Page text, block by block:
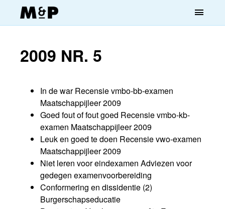
menu
2009 NR. 5
In de war Recensie vmbo-bb-examen
Maatschappijleer 2009
Goed fout of fout goed Recensie vmbo-kb-
examen Maatschappijleer 2009
Leuk en goed te doen Recensie vwo-examen
Maatschappijleer 2009
Niet leren voor eindexamen Adviezen voor
gedegen examenvoorbereiding
Conformering en dissidentie (2)
Burgerschapseducatie